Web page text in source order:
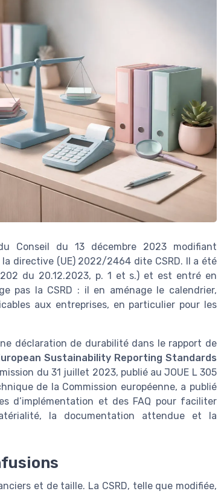
Conseil du 13 décembre 2023 modifiant
directive (UE) 2022/2464 dite CSRD. Il a été
du 20.12.2023, p. 1 et s.) et est entré en
pas la CSRD : il en aménage le calendrier,
aux entreprises, en particulier pour les
déclaration de durabilité dans le rapport de
Sustainability Reporting Standards
du 31 juillet 2023, publié au JOUE L 305
de la Commission européenne, a publié
d’implémentation et des FAQ pour faciliter
la documentation attendue et la
et de taille. La CSRD, telle que modifiée,